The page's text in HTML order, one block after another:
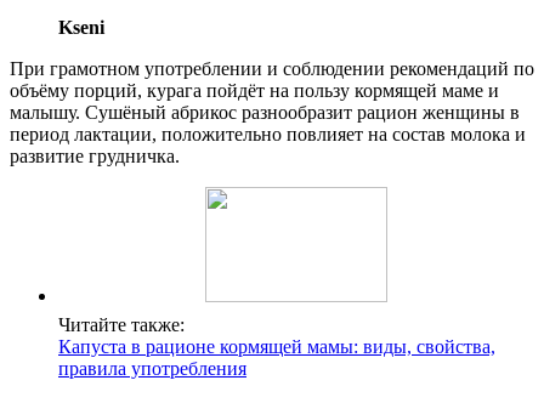
Kseni
При грамотном употреблении и соблюдении рекомендаций по
объёму порций, курага пойдёт на пользу кормящей маме и
малышу. Сушёный абрикос разнообразит рацион женщины в
период лактации, положительно повлияет на состав молока и
развитие грудничка.
Читайте также:
Капуста в рационе кормящей мамы: виды, свойства,
правила употребления